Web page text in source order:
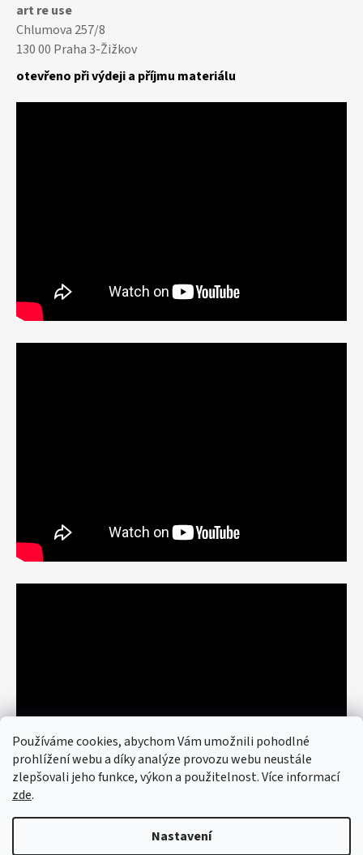
Používáme cookies, abychom Vám umožnili pohodlné
prohlížení webu a díky analýze provozu webu neustále
zlepšovali jeho funkce, výkon a použitelnost. Více informací
zde.
Nastavení
art re use
Chlumova 257/8
130 00 Praha 3-Žižkov
otevřeno při výdeji a příjmu materiálu